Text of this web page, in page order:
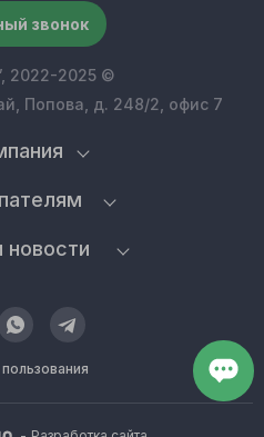
новости
звонок
2022-2025 ©
Попова, д. 248/2, офис 7